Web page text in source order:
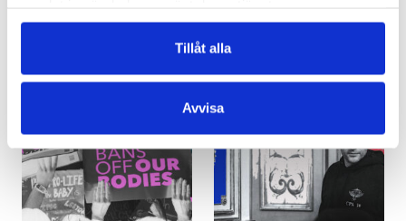
Tillåt alla
Avvisa
förebild för
världen